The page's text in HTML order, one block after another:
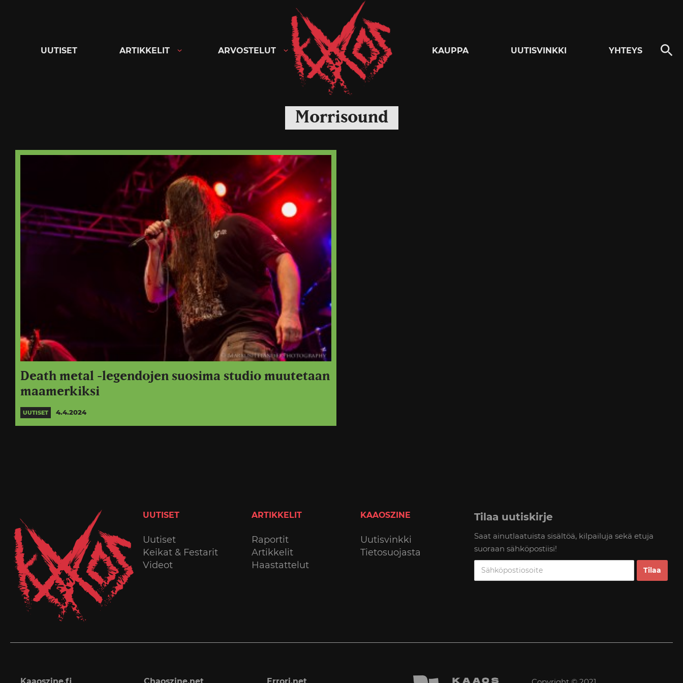
Kaaoszine
UUTISET ARTIKKELIT ARVOSTELUT KAUPPA UUTISVINKKI YHTEYS
Morrisound
Death metal -legendojen suosima studio muutetaan
maamerkiksi
UUTISET 4.4.2024
UUTISET
Uutiset
Keikat & Festarit
Videot
ARTIKKELIT
Raportit
Artikkelit
Haastattelut
KAAOSZINE
Uutisvinkki
Tietosuojasta
Tilaa uutiskirje
Saat ainutlaatuista sisältöä, kilpailuja sekä etuja
suoraan sähköpostiisi!